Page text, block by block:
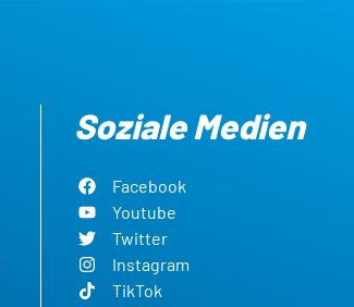
Soziale Medien
Facebook
Youtube
Twitter
Instagram
TikTok